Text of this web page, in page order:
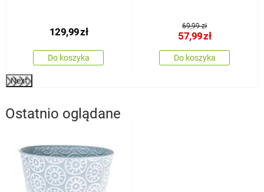
129,99zł
Do koszyka
69,99 zł
57,99zł
Do koszyka
Next
Ostatnio oglądane